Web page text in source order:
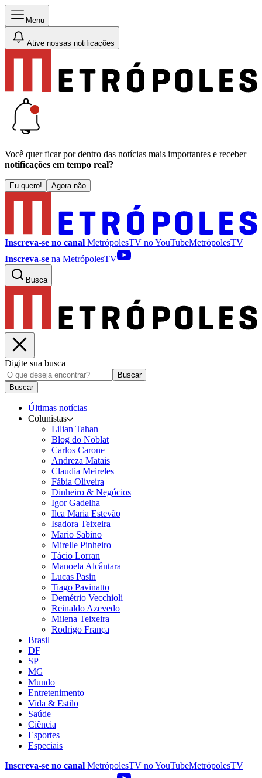
Menu
Ative nossas notificações
Você quer ficar por dentro das notícias mais importantes e receber
notificações em tempo real?
Eu quero! Agora não
Inscreva-se no canal MetrópolesTV noYouTubeMetrópolesTV
Inscreva-se na MetrópolesTV
Busca
Digite sua busca
Buscar
Buscar
Últimas notícias
Colunistas
Lilian Tahan
Blog do Noblat
Carlos Carone
Andreza Matais
Claudia Meireles
Fábia Oliveira
Dinheiro & Negócios
Igor Gadelha
Ilca Maria Estevão
Isadora Teixeira
Mario Sabino
Mirelle Pinheiro
Tácio Lorran
Manoela Alcântara
Lucas Pasin
Tiago Pavinatto
Demétrio Vecchioli
Reinaldo Azevedo
Milena Teixeira
Rodrigo França
Brasil
DF
SP
MG
Mundo
Entretenimento
Vida & Estilo
Saúde
Ciência
Esportes
Especiais
Inscreva-se no canal MetrópolesTV noYouTubeMetrópolesTV